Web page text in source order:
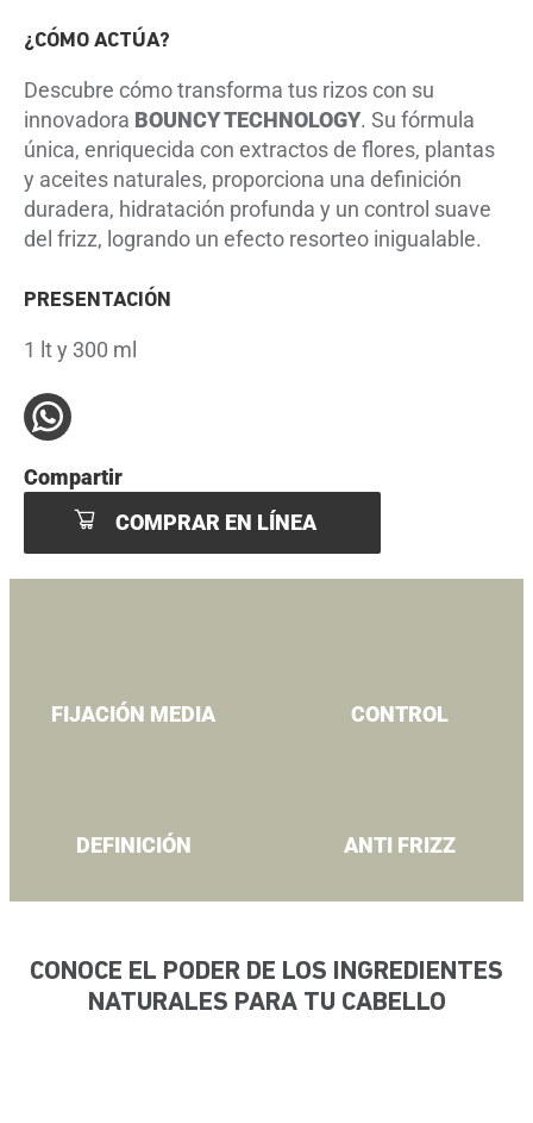
¿CÓMO ACTÚA?
Descubre cómo transforma tus rizos con su
innovadora BOUNCY TECHNOLOGY. Su fórmula
única, enriquecida con extractos de flores, plantas
y aceites naturales, proporciona una definición
duradera, hidratación profunda y un control suave
del frizz, logrando un efecto resorteo inigualable.
PRESENTACIÓN
1 lt y 300 ml
Compartir
COMPRAR EN LÍNEA
FIJACIÓN MEDIA CONTROL
DEFINICIÓN ANTI FRIZZ
CONOCE EL PODER DE LOS INGREDIENTES
NATURALES PARA TU CABELLO